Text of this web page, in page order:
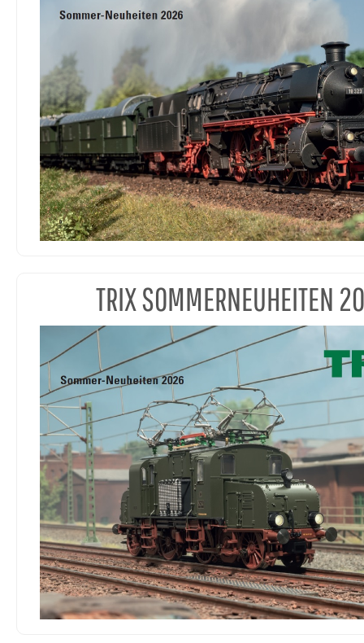
TRIX SOMMERNEUHEITEN